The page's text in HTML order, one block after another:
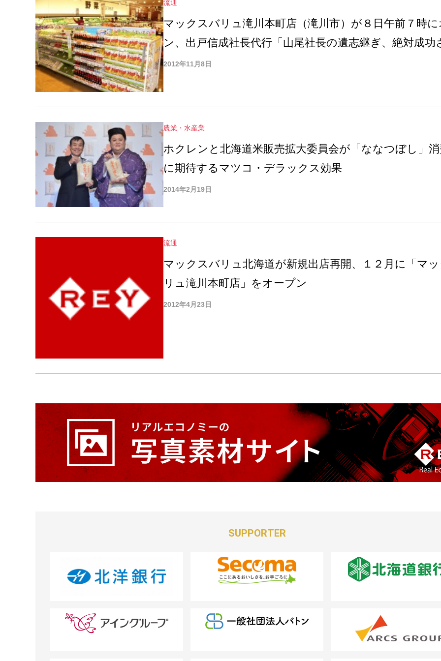
流通
マックスバリュ滝川本町店（滝川市）が８日午前７時
ン、出戸信成社長代行「山尾社長の遺志継ぎ、絶対成功
る」
2012年11月8日
農業・水産業
ホクレンと北海道米販売拡大委員会が「ななつぼし」
に期待するマツコ・デラックス効果
2014年2月19日
流通
マックスバリュ北海道が新規出店再開、１２月に「マ
リュ滝川本町店」をオープン
2012年4月23日
SUPPORTER